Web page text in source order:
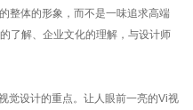
体的形象，而不是一味追求高端
了解、企业文化的理解，与设计师
设计的重点。让人眼前一亮的Vi视